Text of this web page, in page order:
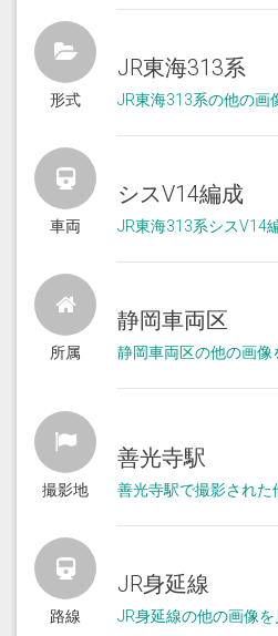
形式
JR東海313系
JR東海313系の他の画
車両
シスV14編成
JR東海313系シスV14
所属
静岡車両区
静岡車両区の他の画像
撮影地
善光寺駅
善光寺駅で撮影された
路線
JR身延線
JR身延線の他の画像を